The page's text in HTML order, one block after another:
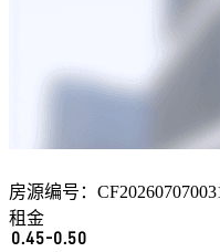
房源编号：
租金
0.45-0.50